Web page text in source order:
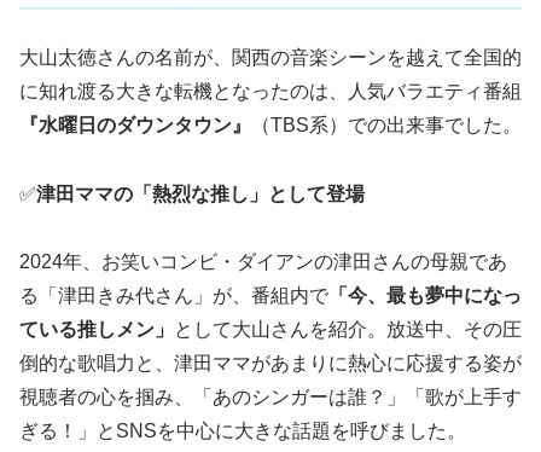
大山太徳さんの名前が、関西の音楽シーンを越えて全国的
に知れ渡る大きな転機となったのは、人気バラエティ番組
『水曜日のダウンタウン』
（TBS系）での出来事でした。
✅津田ママの「熱烈な推し」として登場
2024年、お笑いコンビ・ダイアンの津田さんの母親であ
る「津田きみ代さん」が、番組内で 「今、最も夢中になっ
ている推しメン」
として大山さんを紹介。放送中、その圧
倒的な歌唱力と、津田ママがあまりに熱心に応援する姿が
視聴者の心を掴み、「あのシンガーは誰？」「歌が上手す
ぎる！」とSNSを中心に大きな話題を呼びました。